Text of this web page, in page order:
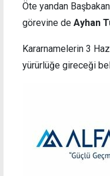
Öte yandan
görevine de Ayhan
Kararnamelerin 3
yürürlüğe gireceği